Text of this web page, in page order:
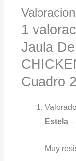
1
Jaula
Cuadro
Estela –
Muy